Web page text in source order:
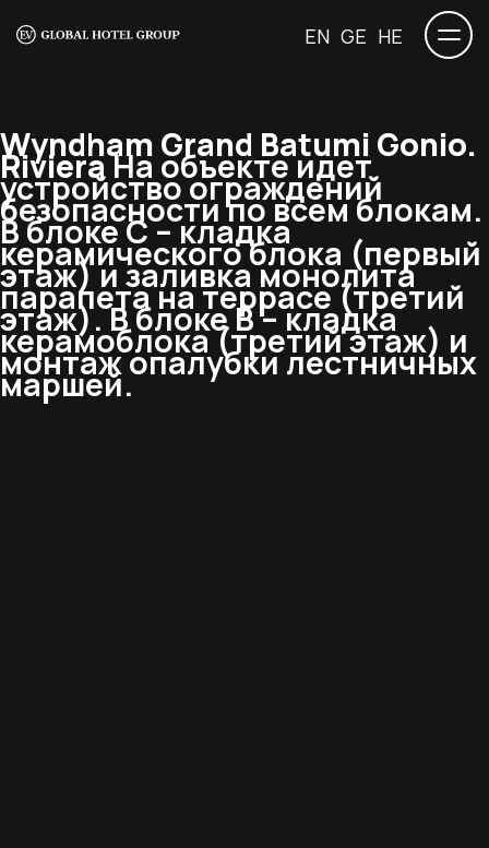
EN GE HE
Wyndham Grand Batumi Gonio.
RivieraНа объекте идет
устройство ограждений
безопасности по всем блокам.
В блоке С – кладка
керамического блока (первый
этаж) и заливка монолита
парапета на террасе (третий
этаж). В блоке В – кладка
керамоблока (третий этаж) и
монтаж опалубки лестничных
маршей.